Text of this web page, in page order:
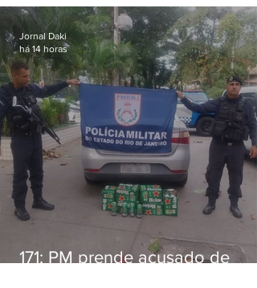
171: PM prende acusado de
Jornal Daki
há 14 horas